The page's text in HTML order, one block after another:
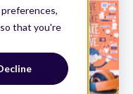
that you're